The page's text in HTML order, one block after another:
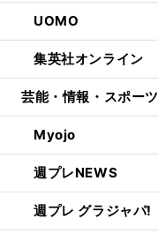
UOMO
集英社オンライン
芸能・情報・スポーツ
Myojo
週プレNEWS
週プレ グラジャパ!